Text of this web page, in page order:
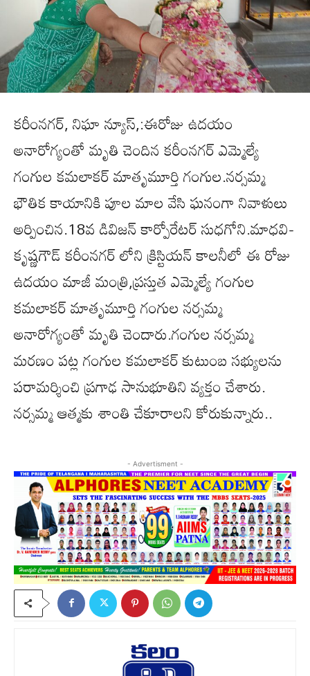
కరీంనగర్, నిఘా న్యూస్,:ఈరోజు ఉదయం
అనారోగ్యంతో మృతి చెందిన కరీంనగర్ ఎమ్మెల్యే
గంగుల కమలాకర్ మాతృమూర్తి గంగుల.నర్సమ్మ
భౌతిక కాయానికి పూల మాల వేసి ఘనంగా నివాళులు
అర్పించిన.18వ డివిజన్ కార్పోరేటర్ సుధగోని.మాధవి-
కృష్ణగౌడ్ కరీంనగర్ లోని క్రిస్టియన్ కాలనీలో ఈ రోజు
ఉదయం మాజీ మంత్రి,ప్రస్తుత ఎమ్మెల్యే గంగుల
కమలాకర్ మాతృమూర్తి గంగుల నర్సమ్మ
అనారోగ్యంతో మృతి చెందారు.గంగుల నర్సమ్మ
మరణం పట్ల గంగుల కమలాకర్ కుటుంబ సభ్యులను
పరామర్శించి ప్రగాఢ సానుభూతిని వ్యక్తం చేశారు.
నర్సమ్మ ఆత్మకు శాంతి చేకూరాలని కోరుకున్నారు..
- Advertisment -